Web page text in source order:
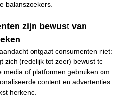
balanszoekers.
zijn bewust van
ontgaat consumenten niet:
zich (redelijk tot zeer) bewust te
media of platformen gebruiken om
content en advertenties
herkend.